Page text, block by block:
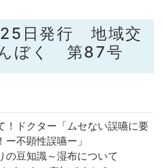
日発行 地域交
ぼく 第87号
！ドクター「ムセない誤嚥に要
ー不顕性誤嚥ー」
の豆知識～湿布について